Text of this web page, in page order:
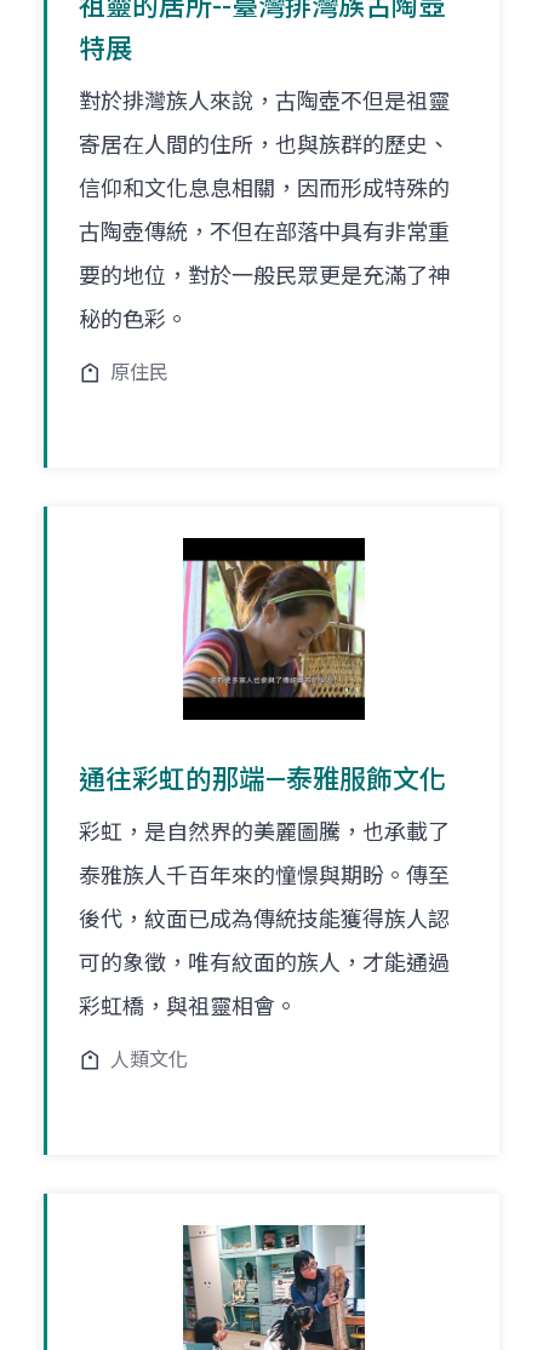
祖靈的居所--臺灣排灣族古陶壺
特展
對於排灣族人來說，古陶壺不但是祖靈
寄居在人間的住所，也與族群的歷史、
信仰和文化息息相關，因而形成特殊的
古陶壺傳統，不但在部落中具有非常重
要的地位，對於一般民眾更是充滿了神
秘的色彩。
原住民
通往彩虹的那端—泰雅服飾文化
彩虹，是自然界的美麗圖騰，也承載了
泰雅族人千百年來的憧憬與期盼。傳至
後代，紋面已成為傳統技能獲得族人認
可的象徵，唯有紋面的族人，才能通過
彩虹橋，與祖靈相會。
人類文化